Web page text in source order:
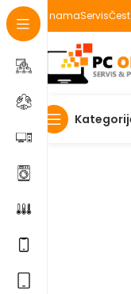
O namaServis
Početna